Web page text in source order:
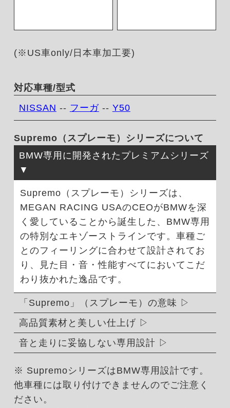
(※US車only/日本車加工要)
対応車種/型式
NISSAN -- フーガ-- Y50
Supremo（スプレーモ）シリーズについて
BMW専用に開発されたプレミアムシリーズ
Supremo（スプレーモ）シリーズは、
MEGAN RACING USAのCEOがBMWを深
く愛していることから誕生した、BMW専用
の特別なエキゾーストラインです。車種ご
とのフィーリングに合わせて設計されてお
り、見た目・音・性能すべてにおいてこだ
わり抜かれた逸品です。
「Supremo」（スプレーモ）の意味
高品質素材と美しい仕上げ
音と走りに妥協しない専用設計
※ SupremoシリーズはBMW専用設計です。
他車種には取り付けできませんのでご注意く
ださい。